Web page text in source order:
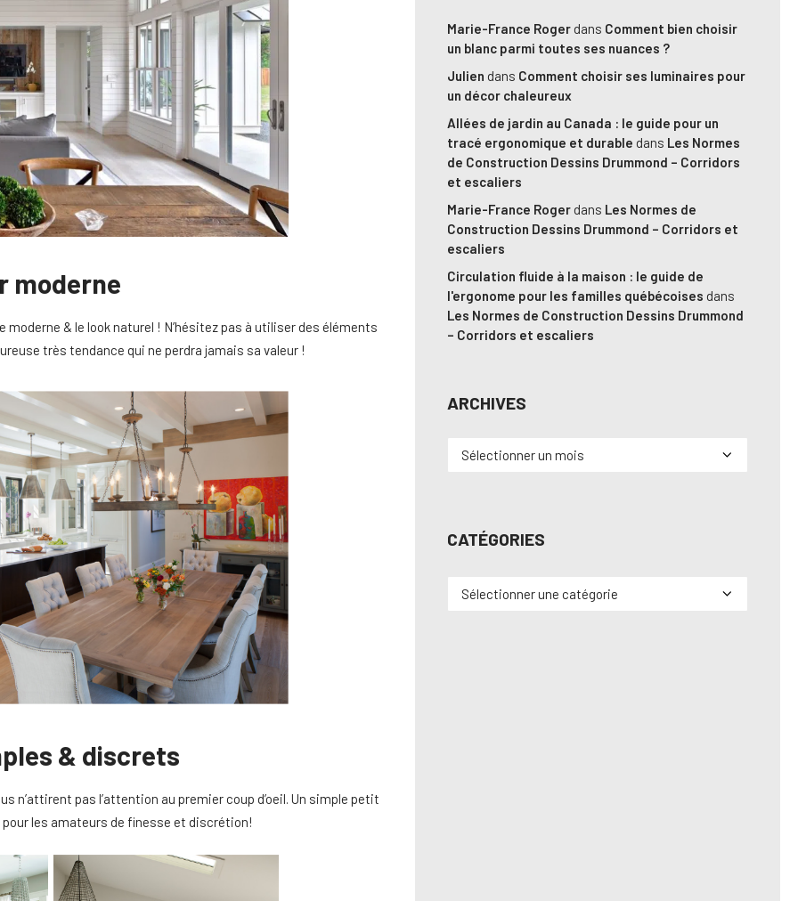
moderne
& le look naturel ! N’hésitez pas à utiliser des éléments
très tendance qui ne perdra jamais sa valeur !
& discrets
pas l’attention au premier coup d’oeil. Un simple petit
les amateurs de finesse et discrétion!
Marie-France Roger dans Comment bien choisir
un blanc parmi toutes ses nuances ?
Julien dans Comment choisir ses luminaires pour
un décor chaleureux
Allées de jardin au Canada : le guide pour un
tracé ergonomique et durable dans Les Normes
de Construction Dessins Drummond – Corridors
et escaliers
Marie-France Roger dans Les Normes de
Construction Dessins Drummond – Corridors et
escaliers
Circulation fluide à la maison : le guide de
l'ergonome pour les familles québécoises dans
Les Normes de Construction Dessins Drummond
– Corridors et escaliers
ARCHIVES
Archives
CATÉGORIES
Catégories